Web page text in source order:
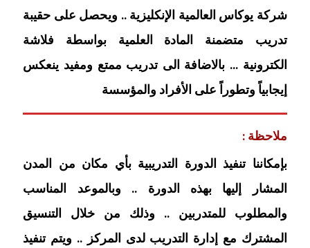
شركة يوكاس العالمية الإنكليزية .. ويحصل على حقيبة
تدريب متضمنة المادة العلمية بواسطة فلاشة
الكترونية … بالاضافة الى تدريب ممتع ومفيد ينعكس
إيجابياً وتطوراً على الأفراد والمؤسسة
ملاحظة :
بإمكاننا تنفيذ الدورة التدريبية بأي مكان من المدن
المشار إليها بهذه الدورة .. وبالموعد المناسب
والمطلوب للمتدربين .. وذلك من خلال التنسيق
المشترك مع إدارة التدريب لدى المركز .. ويتم تنفيذ